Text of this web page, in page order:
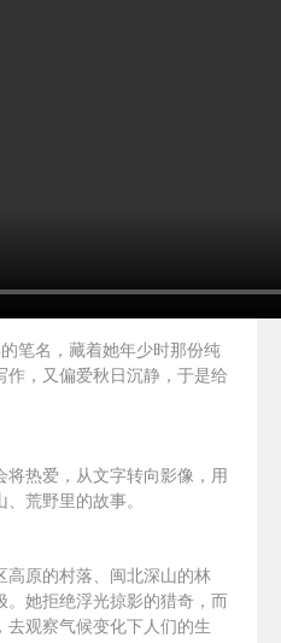
笔名，藏着她年少时那份纯
作，又偏爱秋日沉静，于是给
热爱，从文字转向影像，用
荒野里的故事。
高原的村落、闽北深山的林
她拒绝浮光掠影的猎奇，而
去观察气候变化下人们的生